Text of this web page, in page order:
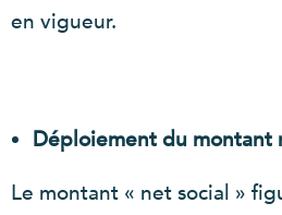
en vigueur.
Déploiement du montant
Le montant « net social »